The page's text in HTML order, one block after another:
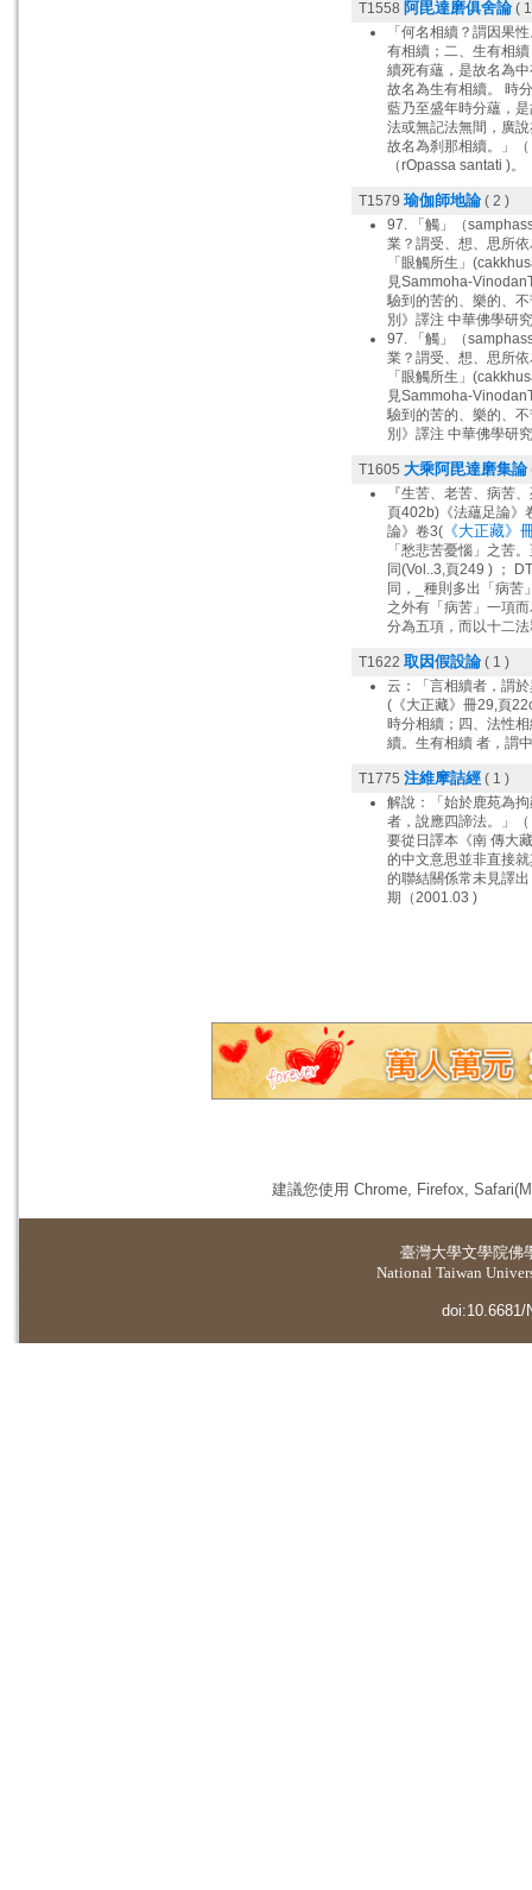
T1558 阿毘達磨俱舍論 (
「何名相續？謂因果
有相續；二、生有相
續死有蘊，是故名為
故名為生有相續。 時
藍乃至盛年時分蘊，
法或無記法無間，廣
故名為刹那相續。」
（rOpassa santati )。
T1579 瑜伽師地論 ( 2 )
97. 「觸」（
業？謂受、想、思所
「眼觸所生」
見Sammoha-
驗到的苦的、樂的、
別》譯注 中華佛學研
97. 「觸」（
業？謂受、想、思所
「眼觸所生」
見Sammoha-
驗到的苦的、樂的、
別》譯注 中華佛學研
T1605 大乘阿毘達磨集論
『生苦、老苦、病苦
頁402b)《法蘊足論》
論》卷3( 《大正藏》
「愁悲苦憂惱」之苦
同(Vol..3,頁249 ) ；
同，_種則多出「病
之外有「病苦」一項
分為五項，而以十二
T1622 取因假設論 ( 1 )
云：「言相續者，謂
(《大正藏》冊29,頁
時分相續；四、法性
續。生有相續 者，謂
T1775 注維摩詰經 ( 1 )
解說：「始於鹿苑為
者，說應四諦法。」
要從日譯本《南 傳大
的中文意思並非直接
的聯結關係常未見譯
期（2001.03 )
建議您使用 Chrome, Firefox,
臺灣大學文學院佛
National Taiwan
doi:10.6681/